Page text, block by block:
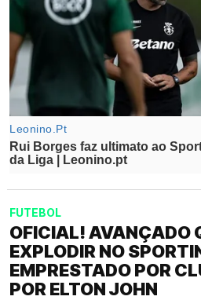
FUTEBOL
OFICIAL! AVANÇADO
EXPLODIR NO
EMPRESTADO POR
POR ELTON JOHN